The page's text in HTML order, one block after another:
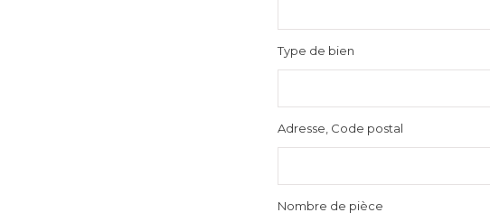
Type de bien
Adresse, Code postal
Nombre de pièce